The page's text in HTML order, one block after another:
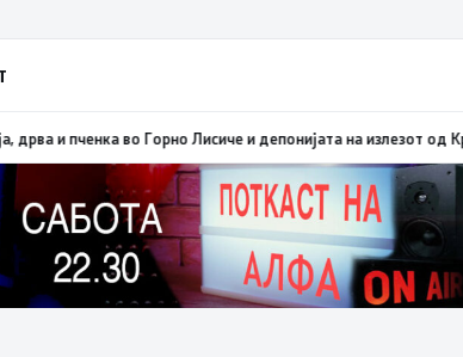
простор и шумски пожари поради многу висок FWI